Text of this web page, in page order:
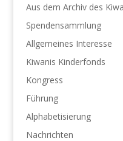
Aus dem Archiv des
Spendensammlung
Allgemeines Interesse
Kiwanis Kinderfonds
Kongress
Führung
Alphabetisierung
Nachrichten